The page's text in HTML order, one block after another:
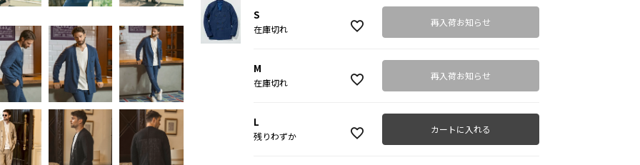
S
在庫切れ
再入荷お知らせ
M
在庫切れ
再入荷お知らせ
L
残りわずか
カートに入れる